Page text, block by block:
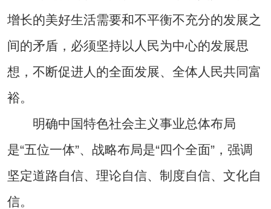
增长的美好生活需要和不平衡不充分的发展之
间的矛盾，必须坚持以人民为中心的发展思
想，不断促进人的全面发展、全体人民共同富
裕。
明确中国特色社会主义事业总体布局
是“五位一体”、战略布局是“四个全面”，强调
坚定道路自信、理论自信、制度自信、文化自
信。